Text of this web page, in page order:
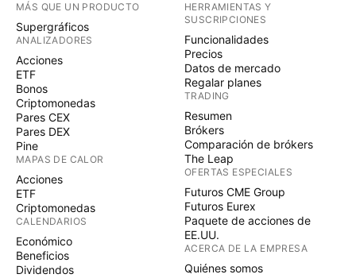
MÁS QUE UN PRODUCTO
Supergráficos
ANALIZADORES
Acciones
ETF
Bonos
Criptomonedas
Pares CEX
Pares DEX
Pine
MAPAS DE CALOR
Acciones
ETF
Criptomonedas
CALENDARIOS
Económico
Beneficios
Dividendos
HERRAMIENTAS Y
SUSCRIPCIONES
Funcionalidades
Precios
Datos de mercado
Regalar planes
TRADING
Resumen
Brókers
Comparación de brókers
The Leap
OFERTAS ESPECIALES
Futuros CME Group
Futuros Eurex
Paquete de acciones de
EE.UU.
ACERCA DE LA EMPRESA
Quiénes somos